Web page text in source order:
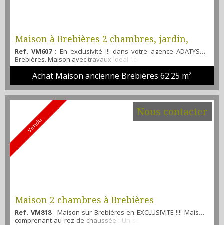
Maison à Brebières 2 chambres, jardin,
cave
Ref. VM607: En exclusivité !!! dans votre agence ADATYS à
Brebières. Maison avec travaux Ideal 1er achat ou investisseur
d'environ 62m² composé : d un séjour, d'une cuisine, une salle
d'eau et wc. A l'étage : un palier desservant 2 chambres. A
l'extérieur vous trouverez une terrasse avec un jardin clos,
une dépendance. Une cave. Retrouvez l'ensemble de nos
biens sur notre site www.adatys.fr ...
Achat Maison ancienne Brebières 62.25 m²
Vendu
Maison 2 chambres à Brebières
Ref. VM818: Maison sur Brebières en EXCLUSIVITE !!!! Maison
comprenant au rez-de-chaussée : Un séjour, une cuisine, une
Nous contacter